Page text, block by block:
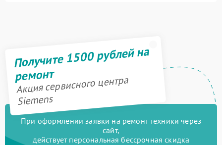
Получите 1500 рублей на
ремонт
Акция сервисного центра
Siemens
При оформлении заявки на ремонт техники через
сайт,
действует персональная бессрочная скидка